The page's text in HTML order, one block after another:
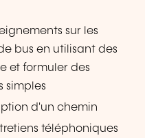
sur les
bus en utilisant des
et formuler des
simples
d'un chemin
téléphoniques